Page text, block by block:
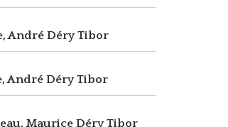
André Déry Tibor
André Déry Tibor
Maurice Déry Tibor